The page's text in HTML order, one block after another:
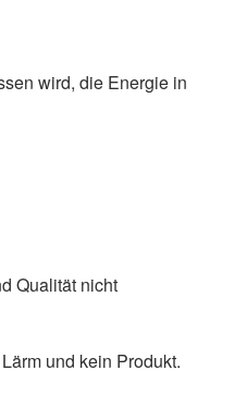
wird, die Energie in
Qualität nicht
und kein Produkt.